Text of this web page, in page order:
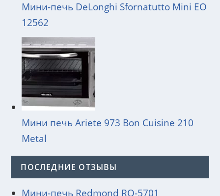
Мини-печь DeLonghi Sfornatutto Mini EO
12562
Мини печь Ariete 973 Bon Cuisine 210
Metal
ПОСЛЕДНИЕ ОТЗЫВЫ
Мини-печь Redmond RO-5701